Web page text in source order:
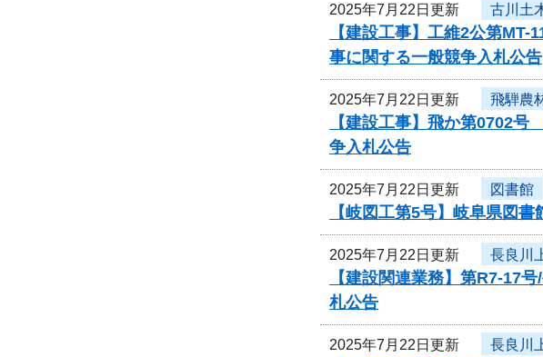
2025年7月22日更新 古川土
【建設工事】工維2公第
事に関する一般競争入札公告
2025年7月22日更新 飛騨農
【建設工事】飛か第0702
争入札公告
2025年7月22日更新 図書館
【岐図工第5号】岐阜県図
2025年7月22日更新 長良川
【建設関連業務】第R7-17
札公告
2025年7月22日更新 長良川